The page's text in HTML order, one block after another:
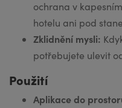
ochrana v
hotelu ani pod
Zklidnění mysli:
potřebujete ulevit
Použití
Aplikace do